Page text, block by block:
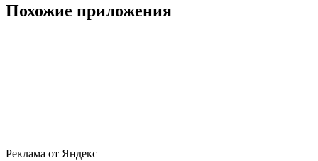
Похожие приложения
Реклама от Яндекс